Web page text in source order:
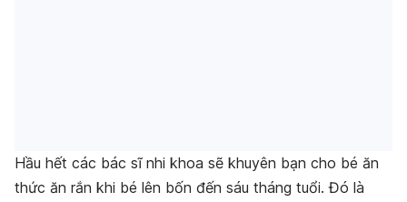
Hầu hết các bác sĩ nhi khoa sẽ khuyên bạn cho bé ăn
thức ăn rắn khi bé lên bốn đến sáu tháng tuổi. Đó là